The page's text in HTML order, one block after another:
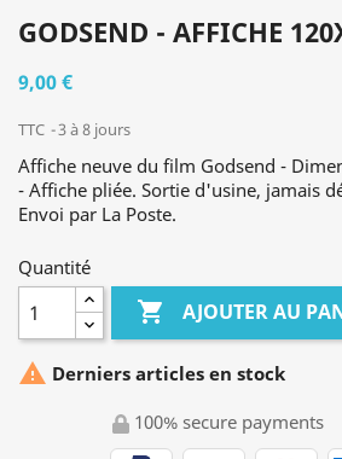
GODSEND - AFFICHE
9,00 €
TTC 3 à 8 jours
Affiche neuve du film Godsend -
- Affiche pliée. Sortie d'usine, jamais
Envoi par La Poste.
Quantité
 AJOUTER AU
 Derniers articles en stock
100% secure payments